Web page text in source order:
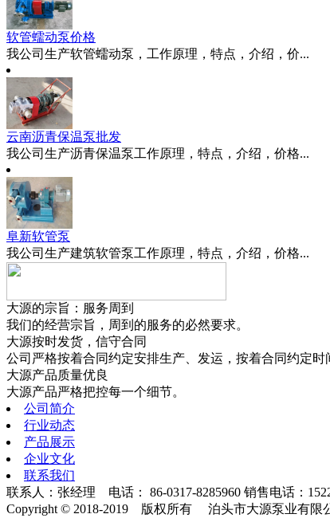
软管蠕动泵价格
我公司生产软管蠕动泵，工作原理，特点，介绍，价...
云南沥青保温泵批发
我公司生产沥青保温泵工作原理，特点，介绍，价格...
阜新软管泵
我公司生产建筑软管泵工作原理，特点，介绍，价格...
大源的宗旨：服务周到
我们的经营宗旨，周到的服务的必然要求。
大源按时发货，信守合同
公司严格按着合同约定安排生产、发运，按着合同约定时
大源产品质量优良
大源产品严格把控每一个细节。
公司简介
行业动态
产品展示
企业文化
联系我们
联系人：张经理 电话： 86-0317-8285960 销售电话：
Copyright © 2018-2019 版权所有 泊头市大源泵业有限